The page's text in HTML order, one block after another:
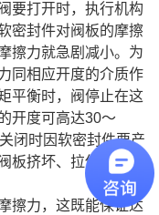
要打开时，执行机构
密封件对阀板的摩擦
擦力就急剧减小。为
同相应开度的介质作
平衡时，阀停止在这
开度可高达30～
闭时因软密封件要产
板挤坏、拉伤等情
擦力，这既能保证达